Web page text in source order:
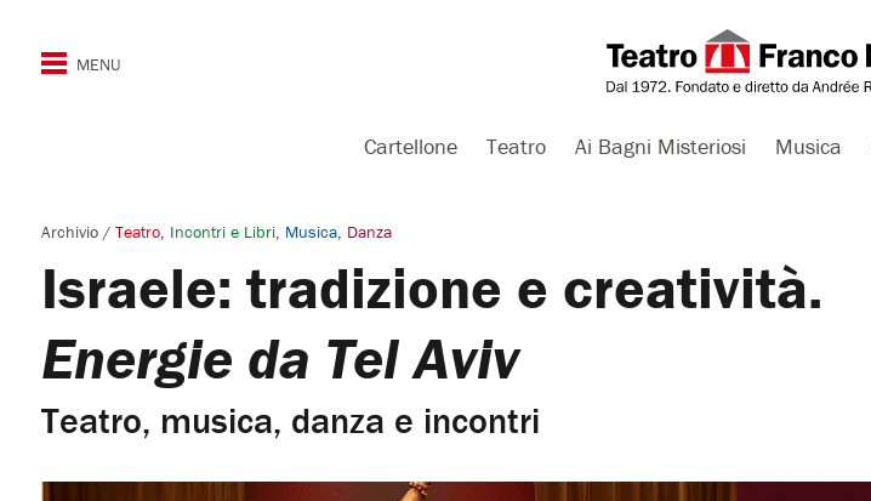
Cartellone Teatro Ai Bagni Misteriosi Musica
Archivio / Teatro Incontri e Libri Musica Danza
Israele: tradizione e creatività.
Energie da Tel Aviv
Teatro, musica, danza e incontri